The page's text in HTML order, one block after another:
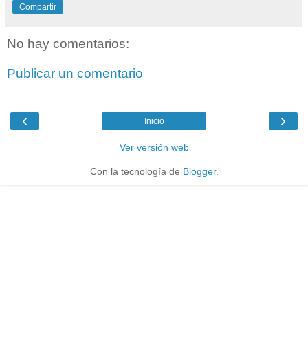
Compartir
No hay comentarios:
Publicar un comentario
‹ ›
Inicio
Ver versión web
Con la tecnología de Blogger.